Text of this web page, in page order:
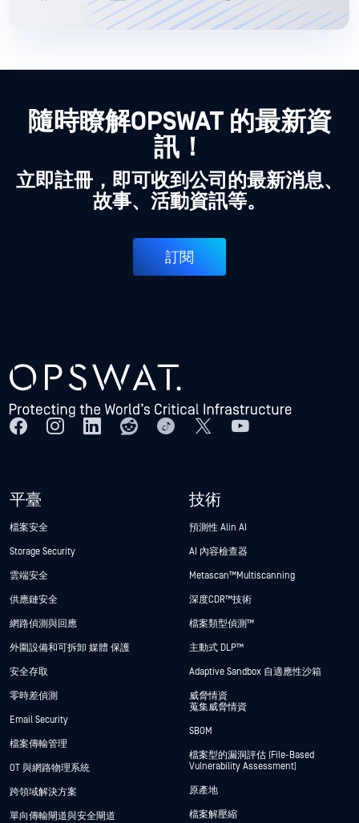
隨時瞭解OPSWAT 的最新資
訊！
立即註冊，即可收到公司的最新消息、
故事、活動資訊等。
訂閱
平臺
檔案安全
Storage Security
雲端安全
供應鏈安全
網路偵測與回應
外圍設備和可拆卸 媒體 保護
安全存取
零時差偵測
Email Security
檔案傳輸管理
OT 與網路物理系統
跨領域解決方案
單向傳輸閘道與安全閘道
技術
預測性 Alin AI
AI 內容檢查器
Metascan™ Multiscanning
深度CDR™技術
檔案類型偵測™
主動式 DLP™
Adaptive Sandbox 自適應性沙箱
威脅情資
蒐集威脅情資
SBOM
檔案型的漏洞評估 (File-Based
Vulnerability Assessment)
原產地
檔案解壓縮